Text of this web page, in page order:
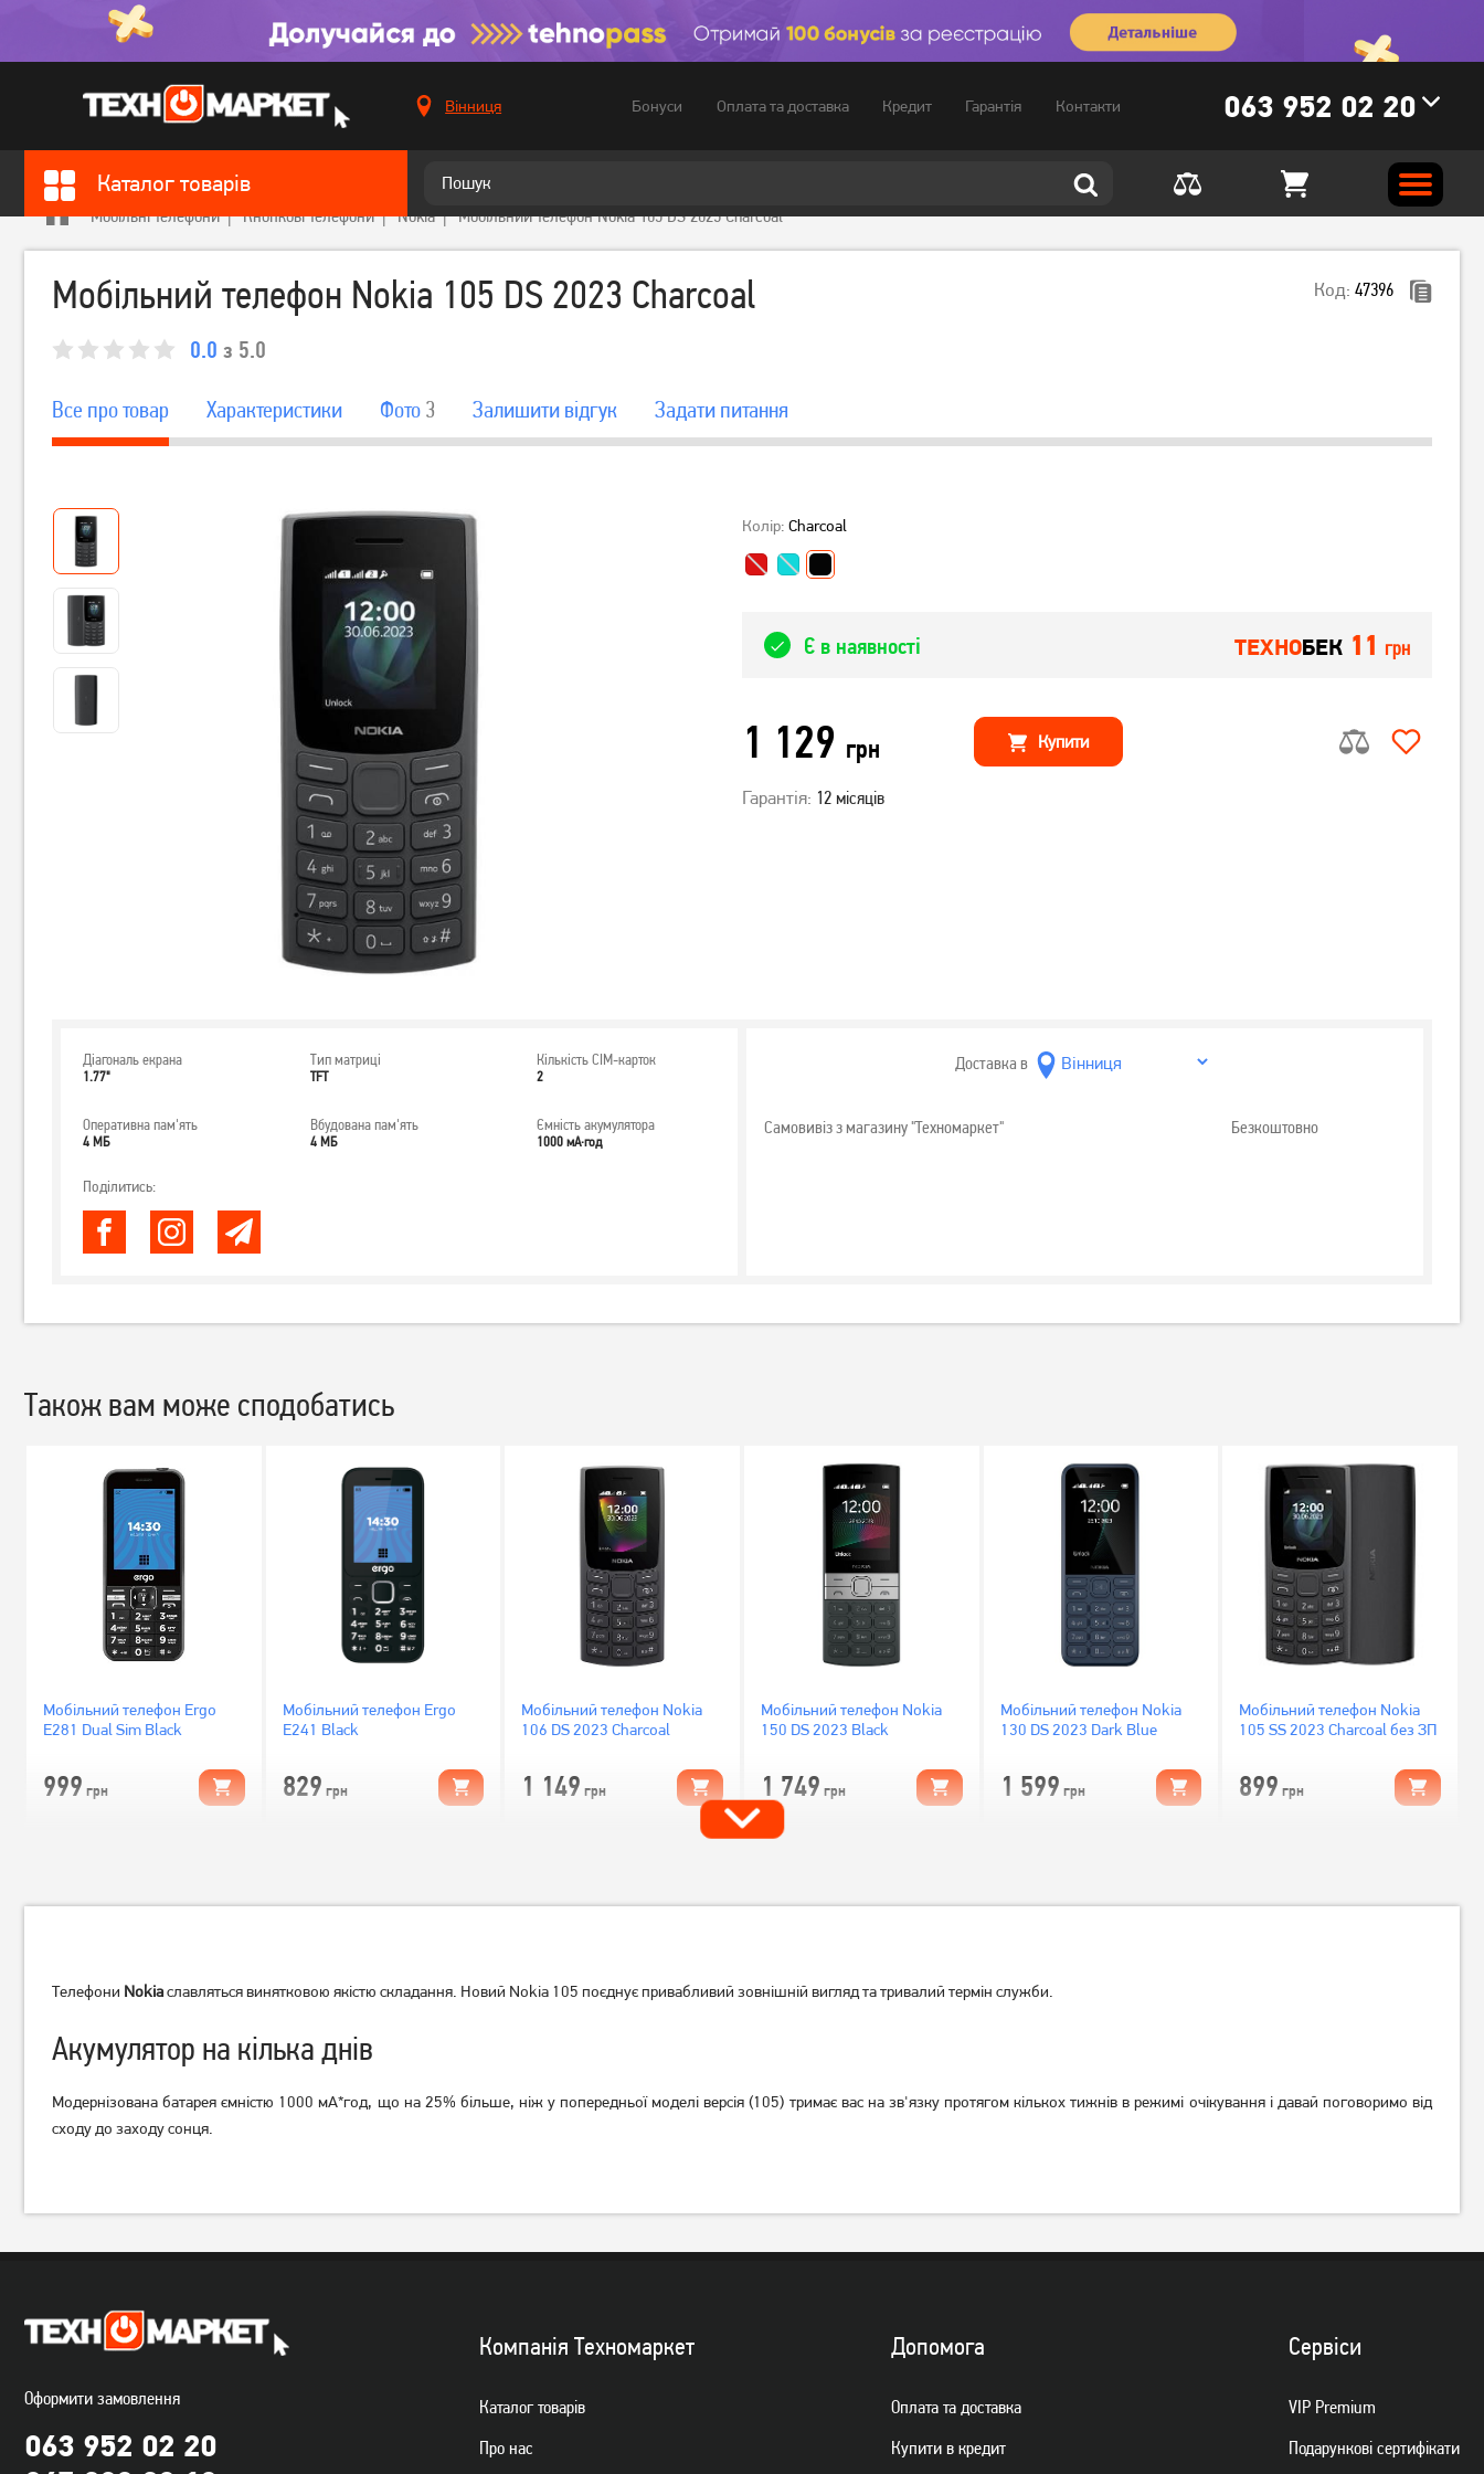
Вінниця Бонуси Оплата та доставка Кредит Гарантія Контакти 063 952 02 20
Каталог товарів
Мобільні телефони Кнопкові телефони Nokia Мобільний телефон Nokia 105 DS 2023 Charcoal
Мобільний телефон Nokia 105 DS 2023 Charcoal Код: 47396
0.0 з 5.0
Все про товар Характеристики Фото 3 Залишити вiдгук Задати питання
Колір: Charcoal
Є в наявності ТЕХНОБЕК 11 грн
1 129 грн Купити
Гарантія: 12 місяців
Діагональ екрана
1.77"
Тип матриці
TFT
Кількість СІМ-карток
2
Оперативна пам'ять
4 МБ
Вбудована пам'ять
4 МБ
Ємність акумулятора
1000 мА·год
Поділитись:
Доставка в
Самовивіз з магазину "Техномаркет" Безкоштовно
Також вам може сподобатись
Мобільний телефон Ergo
E281 Dual Sim Black
999 грн
Мобільний телефон Ergo
E241 Black
829 грн
Мобільний телефон Nokia
106 DS 2023 Charcoal
1 149 грн
Мобільний телефон Nokia
150 DS 2023 Black
1 749 грн
Мобільний телефон Nokia
130 DS 2023 Dark Blue
1 599 грн
Мобільний телефон Nokia
105 SS 2023 Charcoal без ЗП
899 грн
Мобільний телефон Nokia
105 DS 2024 Blue
Мобільний телефон Ergo
B185 Black
Мобільний телефон Ergo
R182 Black
Мобільний телефон Ergo
E182 Black
Мобільний телефон Ergo
E242 Black
Мобільний телефон Ergo
E283 Black
Телефони Nokiaславляться винятковою якістю складання. Новий Nokia 105 поєднує привабливий зовнішній вигляд та тривалий термін служби.
Акумулятор на кілька днів
Модернізована батарея ємністю 1000 мА*год, що на 25% більше, ніж у попередньої моделі версія (105) тримає вас на зв'язку протягом кількох тижнів в режимі очікування і давай поговоримо від
сходу до заходу сонця.
Оформити замовлення
063 952 02 20
Компанiя Техномаркет
Каталог товарiв
Про нас
Допомога
Оплата та доставка
Купити в кредит
Сервiси
VIP Premium
Подарункові сертифікати